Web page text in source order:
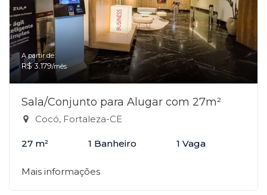
A partir de:
R$ 3.179/mês
Sala/Conjunto para Alugar com 27m²
Cocó, Fortaleza-CE
27 m² 1 Banheiro 1 Vaga
Mais informações